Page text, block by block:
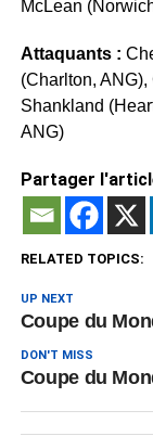
McLean
Attaquants :
(Charlton,
Shankland
ANG)
Partager
RELATED TOPICS:
UP NEXT
Coupe du
DON'T MISS
Coupe du